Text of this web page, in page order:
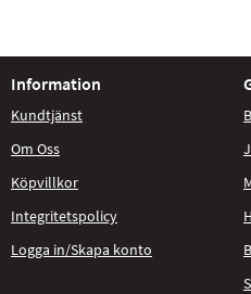
Information
Kundtjänst
Om Oss
Köpvillkor
Integritetspolicy
Logga in/Skapa konto